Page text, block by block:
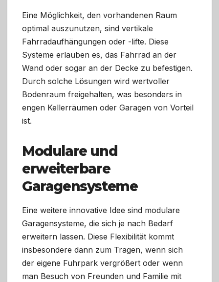
Eine Möglichkeit, den vorhandenen Raum
optimal auszunutzen, sind vertikale
Fahrradaufhängungen oder -lifte. Diese
Systeme erlauben es, das Fahrrad an der
Wand oder sogar an der Decke zu befestigen.
Durch solche Lösungen wird wertvoller
Bodenraum freigehalten, was besonders in
engen Kellerräumen oder Garagen von Vorteil
ist.
Modulare und
erweiterbare
Garagensysteme
Eine weitere innovative Idee sind modulare
Garagensysteme, die sich je nach Bedarf
erweitern lassen. Diese Flexibilität kommt
insbesondere dann zum Tragen, wenn sich
der eigene Fuhrpark vergrößert oder wenn
man Besuch von Freunden und Familie mit